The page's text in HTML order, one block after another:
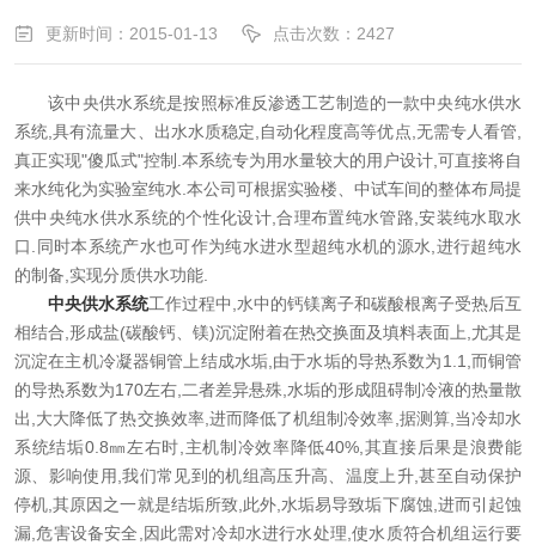
成功案例
在线留言
联系我们
更新时间：2015-01-13 点击次数：2427
该中央供水系统是按照标准反渗透工艺制造的一款中央纯水供水
系统,具有流量大、出水水质稳定,自动化程度高等优点,无需专人看管,
真正实现"傻瓜式"控制.本系统专为用水量较大的用户设计,可直接将自
来水纯化为实验室纯水.本公司可根据实验楼、中试车间的整体布局提
供中央纯水供水系统的个性化设计,合理布置纯水管路,安装纯水取水
口.同时本系统产水也可作为纯水进水型超纯水机的源水,进行超纯水
的制备,实现分质供水功能.
中央供水系统工作过程中,水中的钙镁离子和碳酸根离子受热后互
相结合,形成盐(碳酸钙、镁)沉淀附着在热交换面及填料表面上,尤其是
沉淀在主机冷凝器铜管上结成水垢,由于水垢的导热系数为1.1,而铜管
的导热系数为170左右,二者差异悬殊,水垢的形成阻碍制冷液的热量散
出,大大降低了热交换效率,进而降低了机组制冷效率,据测算,当冷却水
系统结垢0.8㎜左右时,主机制冷效率降低40%,其直接后果是浪费能
源、影响使用,我们常见到的机组高压升高、温度上升,甚至自动保护
停机,其原因之一就是结垢所致,此外,水垢易导致垢下腐蚀,进而引起蚀
漏,危害设备安全,因此需对冷却水进行水处理,使水质符合机组运行要